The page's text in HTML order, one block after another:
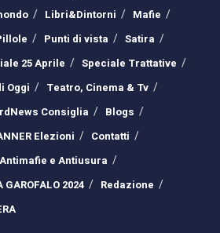
Libri&Dintorni
Mafie
Punti di vista
Satira
25 Aprile
Speciale Trattative
Oggi
Teatro, Cinema & Tv
Consiglia
Blogs
Elezioni
Contatti
Antimafie e Antiusura
2024
Redazione